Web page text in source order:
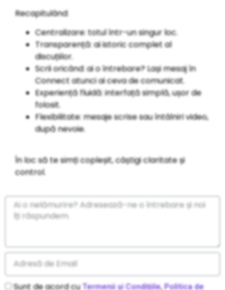
Recapitulând:
Centralizare: totul într-un singur loc.
Transparență: ai istoric complet al
discuțiilor.
Scrii oricând: ai o întrebare? Lași mesaj în
Connect atunci ai ceva de comunicat.
Experiență fluidă: interfață simplă, ușor de
folosit.
Flexibilitate: mesaje scrise sau întâlniri video,
după nevoie.
În loc să te simți copleșit, câștigi claritate și
control.
Sunt de acord cuTermenii și Condițiile,Politica de